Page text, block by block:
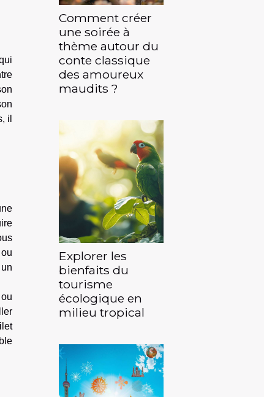
il
Comment créer
une soirée à
thème autour du
conte classique
des amoureux
maudits ?
Explorer les
bienfaits du
tourisme
écologique en
milieu tropical